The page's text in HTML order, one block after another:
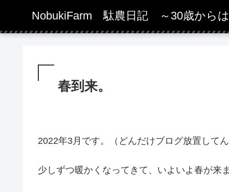
NobukiFarm 駄農日記 ～30歳から
春到来。
2022年3月です。（どんだけブログ放置して
少しずつ暖かくなってきて、いよいよ春が